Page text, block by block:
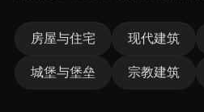
房屋与住宅 现代建筑
城堡与堡垒 宗教建筑